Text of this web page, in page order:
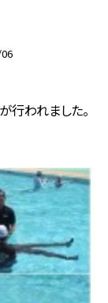
行われました。